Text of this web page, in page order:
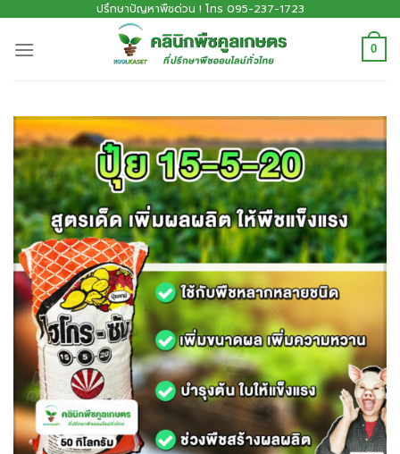
ปรึกษาปัญหาพืชด่วน ! โทร 095-237-1723
0